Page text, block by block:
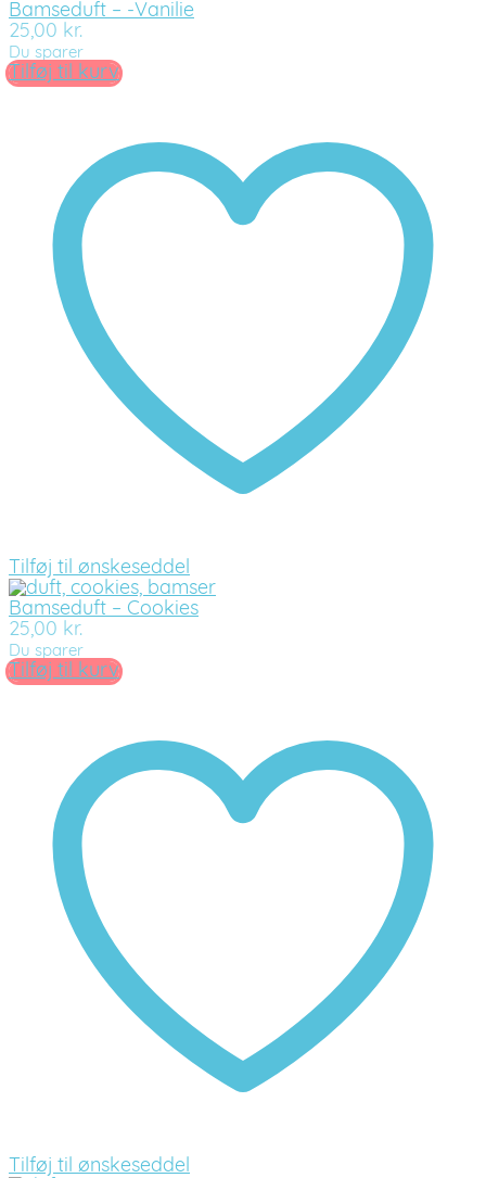
Bamseduft – -Vanilie
25,00 kr.
Du sparer
Tilføj til kurv
Tilføj til ønskeseddel
Bamseduft – Cookies
25,00 kr.
Du sparer
Tilføj til kurv
Tilføj til ønskeseddel